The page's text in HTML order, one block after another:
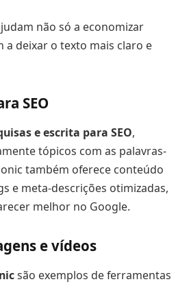
não só a economizar
a deixar o texto mais claro e
SEO
e escrita para SEO,
tópicos com as palavras-
também oferece conteúdo
e meta-descrições otimizadas,
melhor no Google.
e vídeos
são exemplos de ferramentas